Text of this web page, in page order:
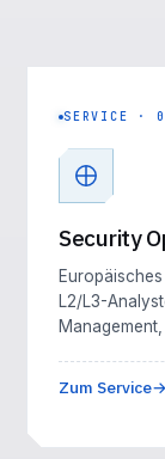
SERVICE ·
Security
L2/L3-
Zum Service